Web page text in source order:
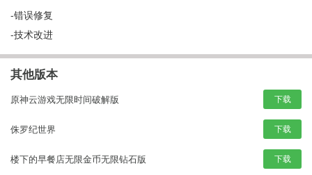
-错误修复
-技术改进
其他版本
原神云游戏无限时间破解版 下载
侏罗纪世界 下载
楼下的早餐店无限金币无限钻石版 下载